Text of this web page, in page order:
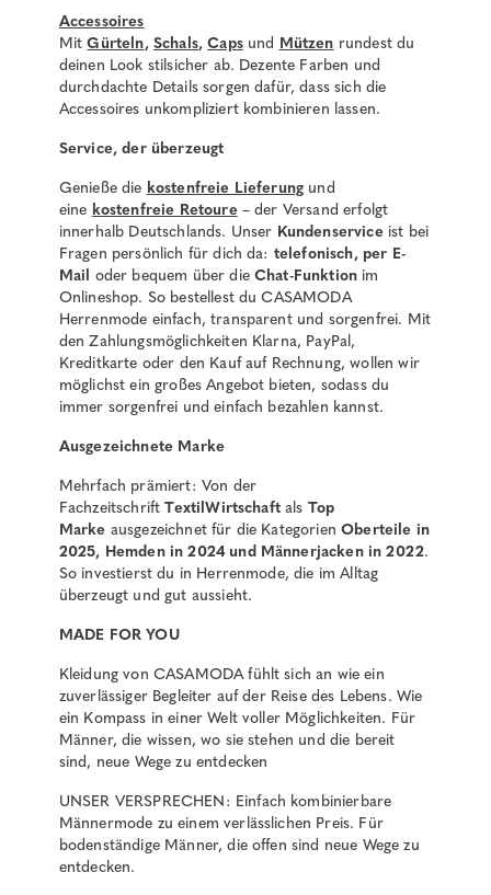
Accessoires
MitGürteln, Schals,Capsund Mützen rundest du
deinen Look stilsicher ab. Dezente Farben und
durchdachte Details sorgen dafür, dass sich die
Accessoires unkompliziert kombinieren lassen.
Service, der überzeugt
Genieße die kostenfreie Lieferung und
eine kostenfreie Retoure– der Versand erfolgt
innerhalb Deutschlands. Unser Kundenservice ist bei
Fragen persönlich für dich da: telefonisch, per E-
Mail oder bequem über die Chat-Funktion im
Onlineshop. So bestellest du CASAMODA
Herrenmode einfach, transparent und sorgenfrei. Mit
den Zahlungsmöglichkeiten Klarna, PayPal,
Kreditkarte oder den Kauf auf Rechnung, wollen wir
möglichst ein großes Angebot bieten, sodass du
immer sorgenfrei und einfach bezahlen kannst.
Ausgezeichnete Marke
Mehrfach prämiert: Von der
FachzeitschriftTextilWirtschaftals Top
Marke ausgezeichnet für die KategorienOberteile in
2025, Hemden in 2024 und Männerjacken in 2022.
So investierst du in Herrenmode, die im Alltag
überzeugt und gut aussieht.
MADE FOR YOU
Kleidung von CASAMODA fühlt sich an wie ein
zuverlässiger Begleiter auf der Reise des Lebens. Wie
ein Kompass in einer Welt voller Möglichkeiten. Für
Männer, die wissen, wo sie stehen und die bereit
sind, neue Wege zu entdecken
UNSER VERSPRECHEN: Einfach kombinierbare
Männermode zu einem verlässlichen Preis. Für
bodenständige Männer, die offen sind neue Wege zu
entdecken.